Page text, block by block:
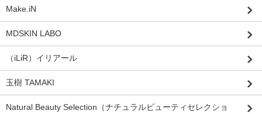
Make.iN
MDSKIN LABO
（iLiR）イリアール
玉樹 TAMAKI
Natural Beauty Selection（ナチュラルビューティセレクショ